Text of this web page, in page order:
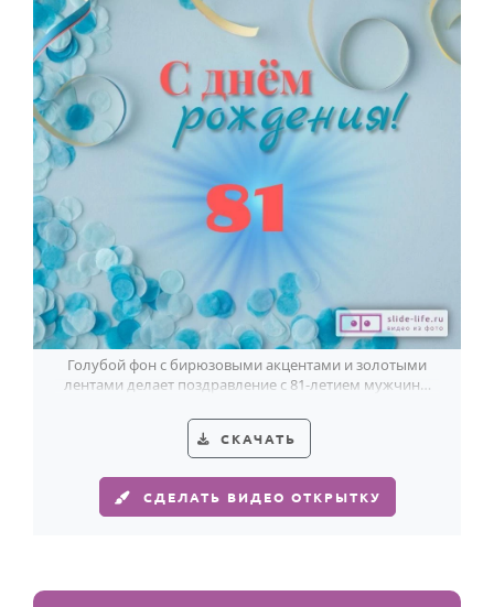
Голубой фон с бирюзовыми акцентами и золотыми
лентами делает поздравление с 81-летием мужчины
СКАЧАТЬ
СДЕЛАТЬ ВИДЕО ОТКРЫТКУ